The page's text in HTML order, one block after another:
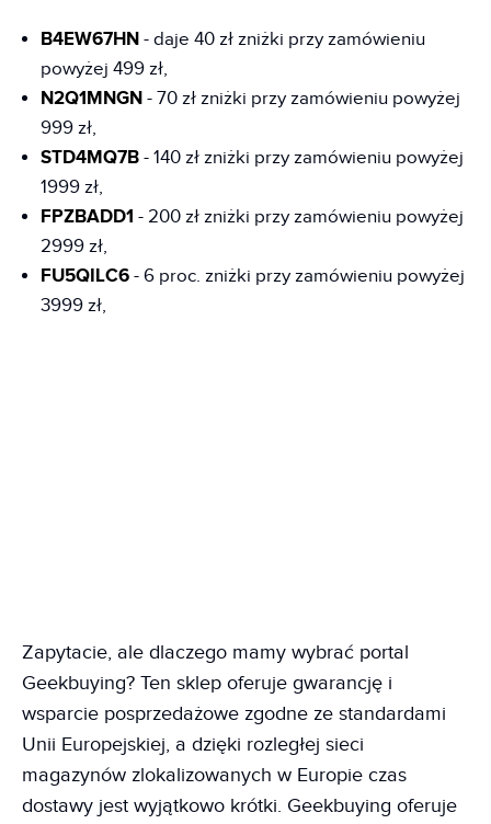
B4EW67HN - daje 40 zł zniżki przy zamówieniu
powyżej 499 zł,
N2Q1MNGN - 70 zł zniżki przy zamówieniu powyżej
999 zł,
STD4MQ7B - 140 zł zniżki przy zamówieniu powyżej
1999 zł,
FPZBADD1 - 200 zł zniżki przy zamówieniu powyżej
2999 zł,
FU5QILC6 - 6 proc. zniżki przy zamówieniu powyżej
3999 zł,
Zapytacie, ale dlaczego mamy wybrać portal
Geekbuying? Ten sklep oferuje gwarancję i
wsparcie posprzedażowe zgodne ze standardami
Unii Europejskiej, a dzięki rozległej sieci
magazynów zlokalizowanych w Europie czas
dostawy jest wyjątkowo krótki. Geekbuying oferuje